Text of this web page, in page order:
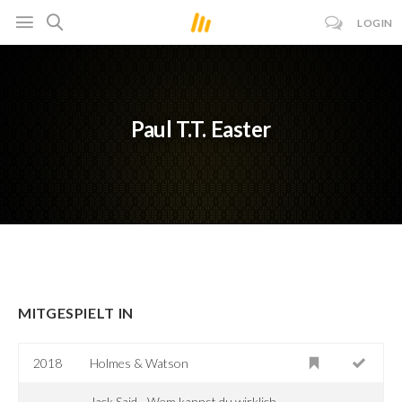
LOGIN
Paul T.T. Easter
MITGESPIELT IN
2018 Holmes & Watson